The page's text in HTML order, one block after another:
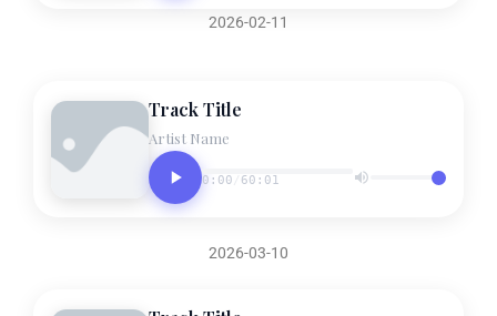
2026-02-11
Track Title
Artist Name
0:00 60:01
2026-03-10